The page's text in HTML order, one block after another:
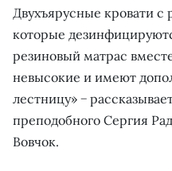
Двухъярусные кровати
которые
резиновый матрас
невысокие и имеют
лестницу» −
преподобного Сергия
Вовчок.